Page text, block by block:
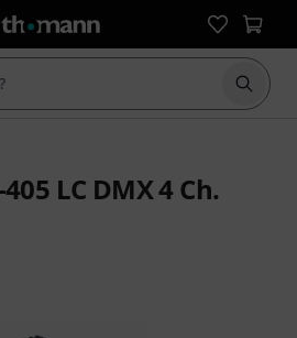
Suche
LC DMX 4 Ch.
Sternen aus 72 Kundenbewertungen